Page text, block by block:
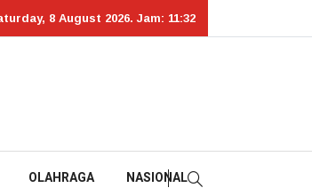
8 August 2026. Jam: 11:32
OLAHRAGA NASIONAL